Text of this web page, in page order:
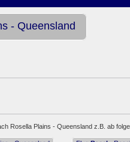
- Queensland
Rosella Plains - Queensland z.B. ab